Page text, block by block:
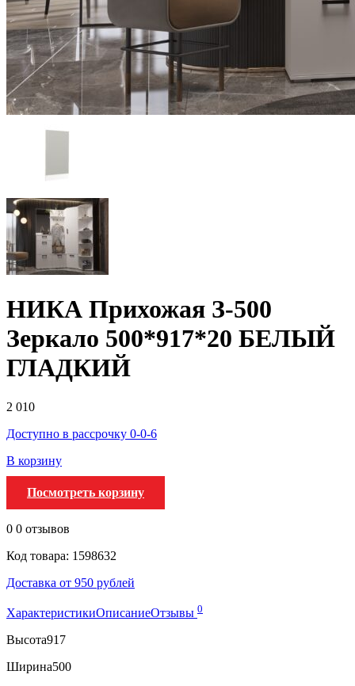
НИКА Прихожая З-500
Зеркало 500*917*20 БЕЛЫЙ
ГЛАДКИЙ
2 010
Доступно в рассрочку 0-0-6
В корзину
Посмотреть корзину
0 0 отзывов
Код товара: 1598632
Доставка от 950 рублей
ХарактеристикиОписаниеОтзывы 0
Высота917
Ширина500